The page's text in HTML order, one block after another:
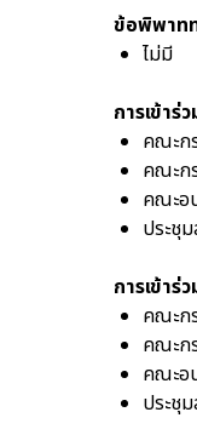
ข้อพิพาท
ไม่มี
การเข้าร่
คณะก
คณะก
คณะอ
ประชุ
การเข้าร่
คณะก
คณะก
คณะอ
ประชุ